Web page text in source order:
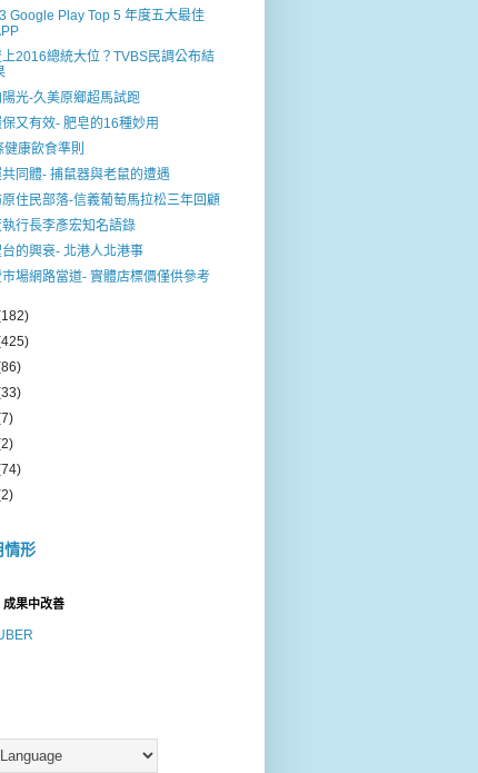
Google Play Top 5 年度五大最佳
2016總統大位？TVBS民調公布結
光-久美原鄉超馬試跑
保又有效- 肥皂的16種妙用
健康飲食準則
同體- 捕鼠器與老鼠的遭遇
住民部落-信義葡萄馬拉松三年回顧
執行長李彥宏知名語錄
的興衰- 北港人北港事
場網路當道- 實體店標價僅供參考
情形
成果中改善